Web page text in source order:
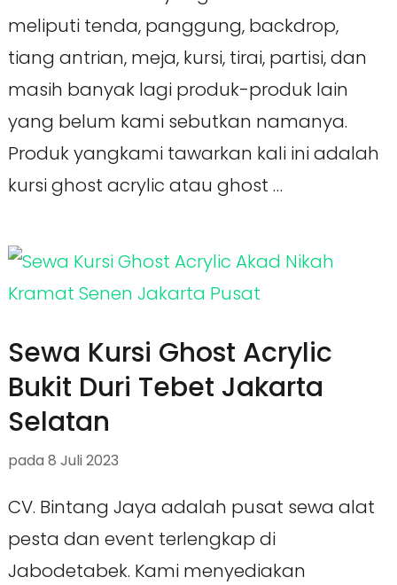
meliputi tenda, panggung, backdrop,
tiang antrian, meja, kursi, tirai, partisi, dan
masih banyak lagi produk-produk lain
yang belum kami sebutkan namanya.
Produk yangkami tawarkan kali ini adalah
kursi ghost acrylic atau ghost …
Sewa Kursi Ghost Acrylic
Bukit Duri Tebet Jakarta
Selatan
pada 8 Juli 2023
CV. Bintang Jaya adalah pusat sewa alat
pesta dan event terlengkap di
Jabodetabek. Kami menyediakan